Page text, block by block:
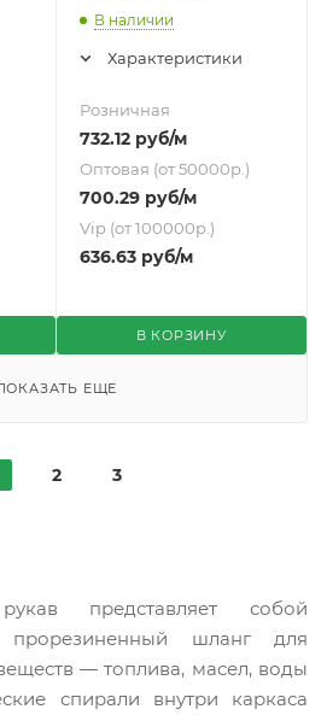
В наличии
Характеристики
Розничная
732.12руб/м
Оптовая (от 50000р.)
700.29руб/м
Vip (от 100000р.)
636.63руб/м
В КОРЗИНУ
ЕЩЕ
2 3
представляет собой
прорезиненный шланг для
— топлива, масел, воды
спирали внутри каркаса